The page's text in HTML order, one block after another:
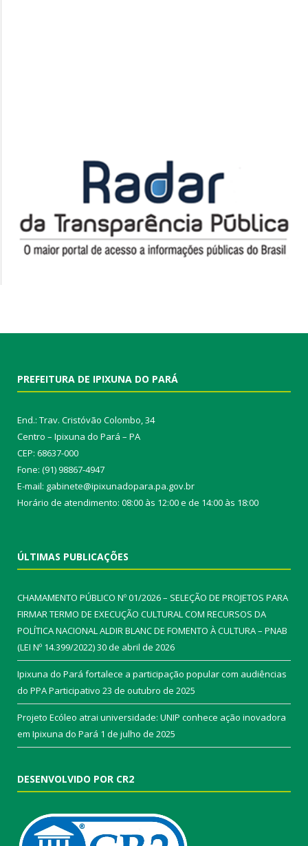
PREFEITURA DE IPIXUNA DO PARÁ
End.: Trav. Cristóvão Colombo, 34
Centro – Ipixuna do Pará – PA
CEP: 68637-000
Fone: (91) 98867-4947
E-mail: gabinete@ipixunadopara.pa.gov.br
Horário de atendimento: 08:00 às 12:00 e de 14:00 às 18:00
ÚLTIMAS PUBLICAÇÕES
CHAMAMENTO PÚBLICO Nº 01/2026 – SELEÇÃO DE PROJETOS PARA
FIRMAR TERMO DE EXECUÇÃO CULTURAL COM RECURSOS DA
POLÍTICA NACIONAL ALDIR BLANC DE FOMENTO À CULTURA – PNAB
(LEI Nº 14.399/2022)30 de abril de 2026
Ipixuna do Pará fortalece a participação popular com audiências
do PPA Participativo 23 de outubro de 2025
Projeto Ecóleo atrai universidade: UNIP conhece ação inovadora
em Ipixuna do Pará 1 de julho de 2025
DESENVOLVIDO POR CR2